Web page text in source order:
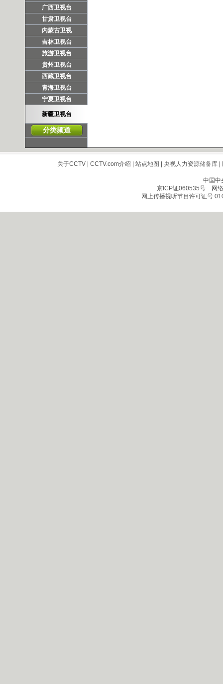
广西卫视台
甘肃卫视台
内蒙古卫视
吉林卫视台
旅游卫视台
贵州卫视台
西藏卫视台
青海卫视台
宁夏卫视台
新疆卫视台
分类频道
关于CCTV| CCTV.com介绍 站点地图 央视人力资源储备库|
中国中
京ICP证060535号网络
网上传播视听节目许可证号